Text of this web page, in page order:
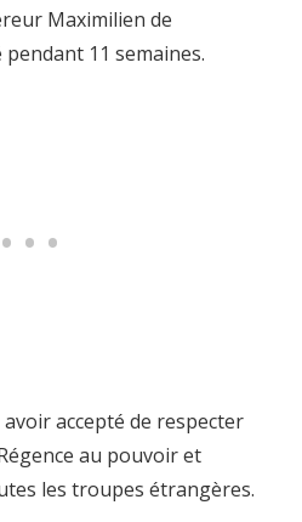
Maximilien de
11 semaines.
avoir accepté de respecter
au pouvoir et
les troupes étrangères.